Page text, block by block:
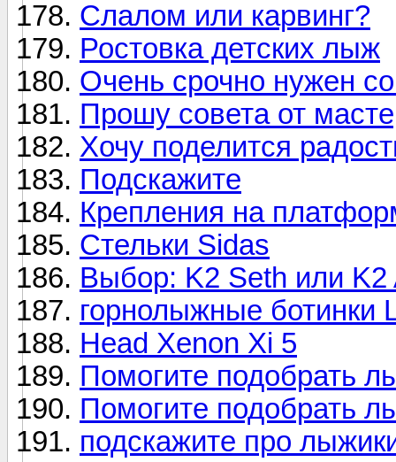
Слалом или карвинг?
Ростовка детских лыж
Очень срочно нужен
Прошу совета от
Хочу поделится
Подскажите
Крепления на
Стельки Sidas
Выбор: K2 Seth или K2
горнолыжные ботинки
Head Xenon Xi 5
Помогите подобрать
Помогите подобрать
подскажите про